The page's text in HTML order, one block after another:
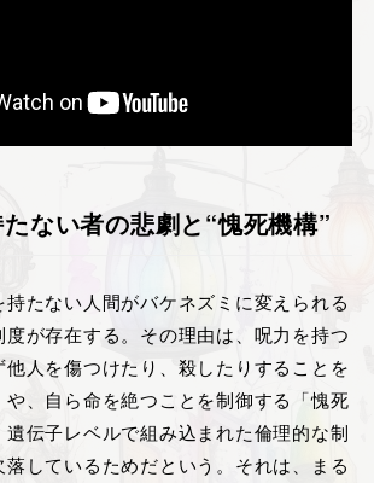
ない者の悲劇と“愧死機構”
たない人間がバケネズミに変えられる
度が存在する。その理由は、呪力を持つ
他人を傷つけたり、殺したりすることを
や、自ら命を絶つことを制御する「愧死
伝子レベルで組み込まれた倫理的な制
しているためだという。それは、まる